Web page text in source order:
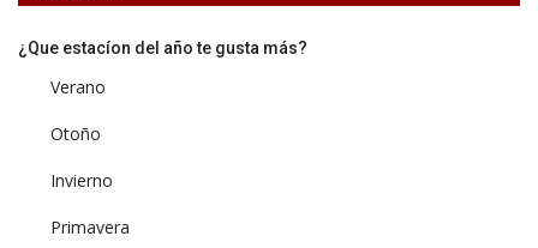
¿Que estacíon del año te gusta más?
Verano
Otoño
Invierno
Primavera